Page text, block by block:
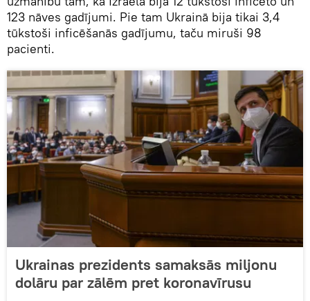
123 nāves gadījumi. Pie tam Ukrainā bija tikai 3,4
tūkstoši inficēšanās gadījumu, taču miruši 98
pacienti.
Ukrainas prezidents samaksās miljonu
dolāru par zālēm pret koronavīrusu